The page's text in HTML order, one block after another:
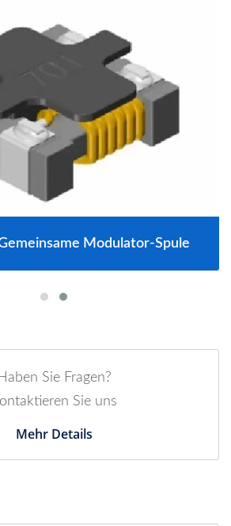
Modulator-Spule
Sie Fragen?
Sie uns
Mehr Details